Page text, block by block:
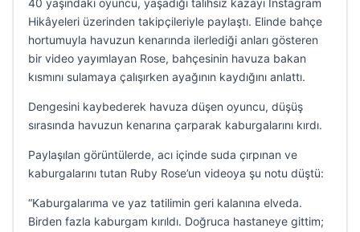
40 yaşındaki oyuncu, yaşadığı talihsiz kazayı Instagram
Hikâyeleri üzerinden takipçileriyle paylaştı. Elinde bahçe
hortumuyla havuzun kenarında ilerlediği anları gösteren
bir video yayımlayan Rose, bahçesinin havuza bakan
kısmını sulamaya çalışırken ayağının kaydığını anlattı.
Dengesini kaybederek havuza düşen oyuncu, düşüş
sırasında havuzun kenarına çarparak kaburgalarını kırdı.
Paylaşılan görüntülerde, acı içinde suda çırpınan ve
kaburgalarını tutan Ruby Rose’un videoya şu notu düştü:
“Kaburgalarıma ve yaz tatilimin geri kalanına elveda.
Birden fazla kaburgam kırıldı. Doğruca hastaneye gittim;